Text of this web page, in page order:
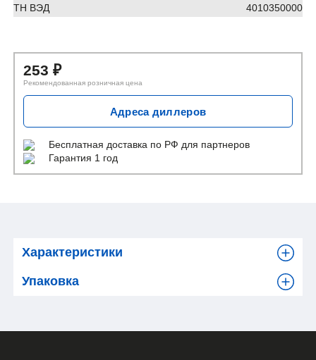
ТН ВЭД
4010350000
253₽
Рекомендованная розничная цена
Адреса диллеров
Бесплатная доставка по РФ для партнеров
Гарантия 1 год
Характеристики
Упаковка